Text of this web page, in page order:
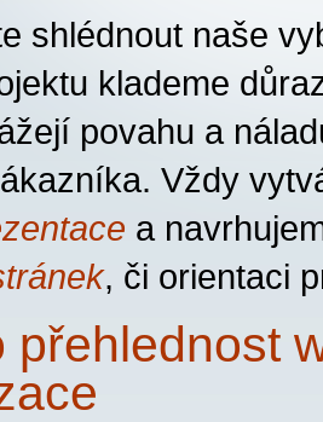
shlédnout naše
klademe
povahu a
Vždy
a
, či orientaci
přehlednost